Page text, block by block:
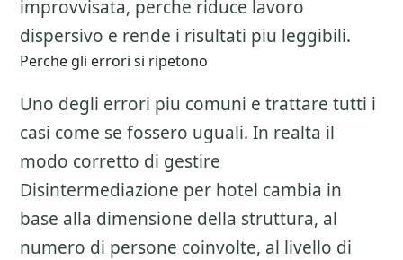
improvvisata, perche riduce lavoro
dispersivo e rende i risultati piu leggibili.
Perche gli errori si ripetono
Uno degli errori piu comuni e trattare tutti i
casi come se fossero uguali. In realta il
modo corretto di gestire
Disintermediazione per hotel cambia in
base alla dimensione della struttura, al
numero di persone coinvolte, al livello di